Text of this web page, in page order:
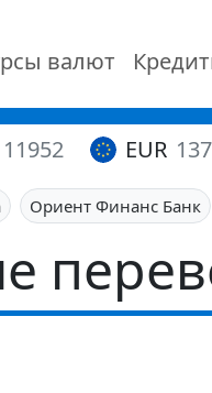
валют
11952 EUR
Ориент Финанс Банк